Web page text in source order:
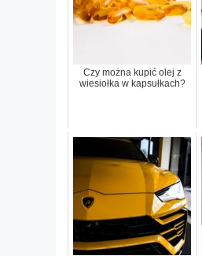
Czy można kupić olej z
wiesiołka w kapsułkach?